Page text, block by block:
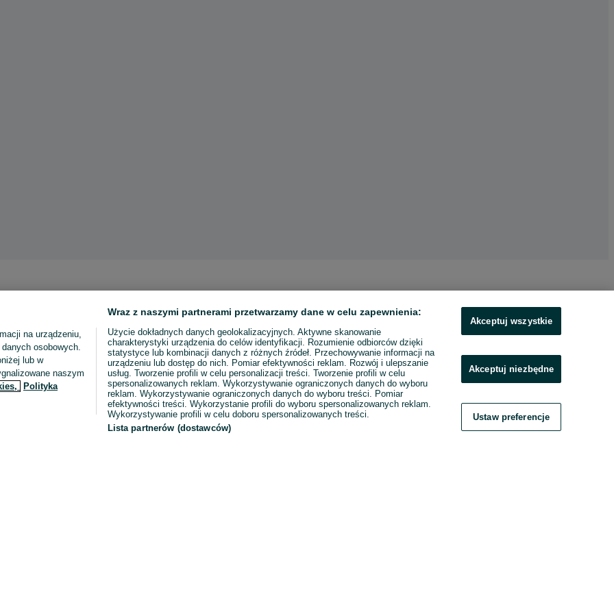
na urządzeniu,
osobowych.
lub w
naszym
Polityka
Wraz z naszymi partnerami przetwarzamy dane w celu zapewnienia:
Użycie dokładnych danych geolokalizacyjnych. Aktywne skanowanie
charakterystyki urządzenia do celów identyfikacji. Rozumienie odbiorców dzięki
statystyce lub kombinacji danych z różnych źródeł. Przechowywanie informacji na
urządzeniu lub dostęp do nich. Pomiar efektywności reklam. Rozwój i ulepszanie
usług. Tworzenie profili w celu personalizacji treści. Tworzenie profili w celu
spersonalizowanych reklam. Wykorzystywanie ograniczonych danych do wyboru
reklam. Wykorzystywanie ograniczonych danych do wyboru treści. Pomiar
efektywności treści. Wykorzystanie profili do wyboru spersonalizowanych reklam.
Wykorzystywanie profili w celu doboru spersonalizowanych treści.
Lista partnerów (dostawców)
Akceptuj wszystkie
Akceptuj niezbędne
Ustaw preferencje